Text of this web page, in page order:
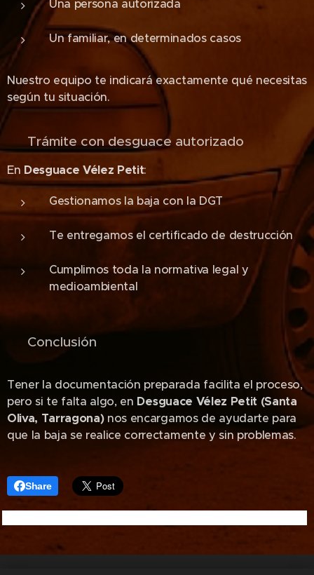
Una persona autorizada
Un familiar, en determinados casos
Nuestro equipo te indicará exactamente qué necesitas
según tu situación.
🏢 Trámite con desguace autorizado
En Desguace Vélez Petit:
Gestionamos la baja con la DGT
Te entregamos el certificado de destrucción
Cumplimos toda la normativa legal y
medioambiental
📌 Conclusión
Tener la documentación preparada facilita el proceso,
pero si te falta algo, en Desguace Vélez Petit (Santa
Oliva, Tarragona)nos encargamos de ayudarte para
que la baja se realice correctamente y sin problemas.
Share